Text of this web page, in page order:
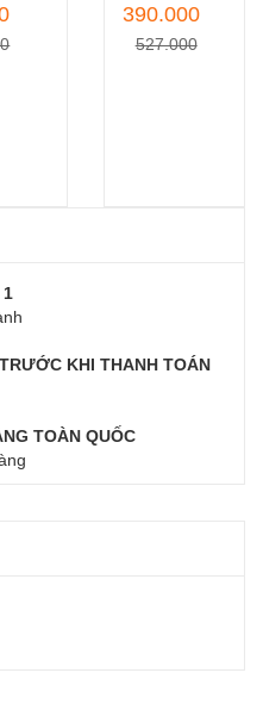
Lông Mũi An
Toàn, Tuyệt
Đối Không
390.000
527.000
1
KHI THANH TOÁN
TOÀN QUỐC